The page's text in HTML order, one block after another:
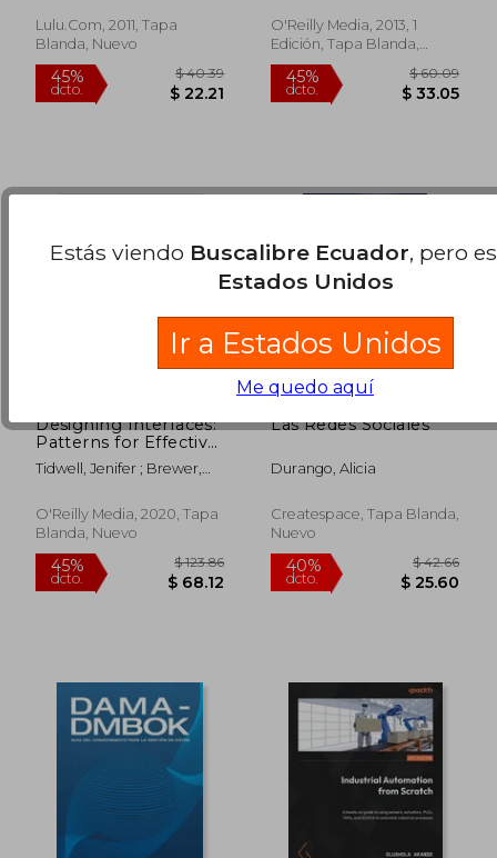
dcto. dcto.
45%
dcto. $ 25.58
40%
dcto. $
Lulu.com, 2011, Tapa
Blanda, Nuevo
O'Reilly Media, 2013, 1
Edición, Tapa Blanda,
Nuevo
Designing Interfaces:
Patterns for Effective
Interaction Design
(en Inglés)
Tidwell, Jenifer ; Brewer,
O'Reilly Media, 2020, Tapa
Blanda, Nuevo
Las Redes Sociales
Durango, Alicia
Createspace, Tapa Blanda,
Nuevo
Estás viendo Buscalibre Ecuador, pero
Estados Unidos
Ir a Estados Unidos
Me quedo aquí